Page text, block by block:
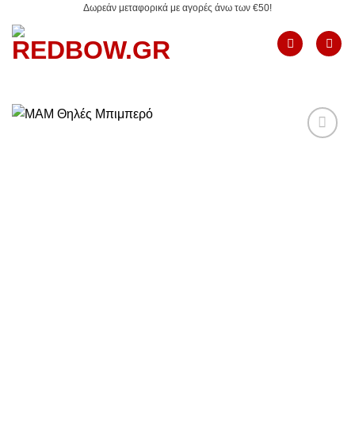
στο
περιεχόμενο
Δωρεάν μεταφορικά με αγορές άνω των €50!